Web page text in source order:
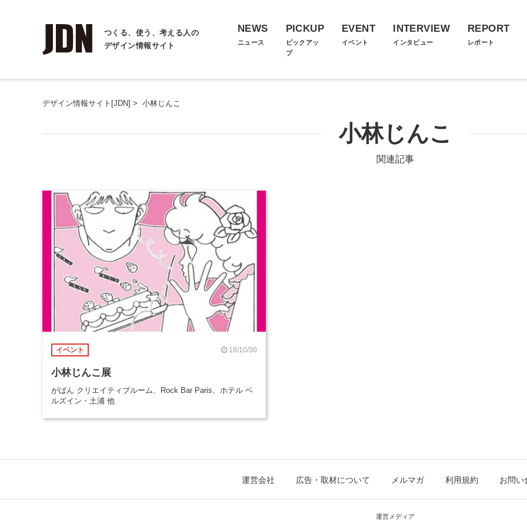
つくる、使う、考える人の
デザイン情報サイト
NEWS
ニュース
PICKUP
ピックアッ
プ
EVENT
イベント
INTERVIEW
インタビュー
REPORT
レポート
デザイン情報サイト[JDN] > 小林じんこ
小林じんこ
関連記事
イベント 18/10/30
小林じんこ展
がばん クリエイティブルーム、Rock Bar Paris、ホテル ベ
ルズイン・土浦 他
運営会社 広告・取材について メルマガ 利用規約 お問い
運営メディア